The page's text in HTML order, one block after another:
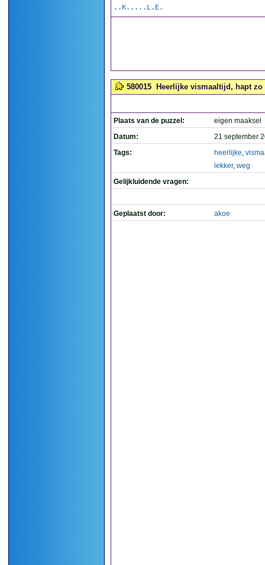
..K.....L.E.
580015 Heerlijke vismaaltijd, hapt zo
Plaats van de puzzel:
eigen maaksel
Datum:
21 september
Tags:
heerlijke,
lekker, weg
Gelijkluidende vragen:
Geplaatst door: akoe